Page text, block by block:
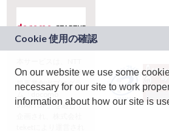
ドコモグループの新
規事業創出プログラ
ム「docomo
STARTUP」を通じて
On our website we use some
necessary for our site to work
information about how our site is